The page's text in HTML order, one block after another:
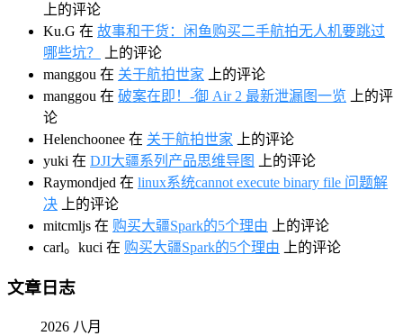
上的评论
Ku.G 在 故事和干货：闲鱼购买二手航拍无人机要跳过
哪些坑？
上的评论
manggou 在 关于航拍世家 上的评论
manggou 在 破案在即！-御 Air 2 最新泄漏图一览 上的评
论
Helenchoonee 在 关于航拍世家 上的评论
yuki 在 DJI大疆系列产品思维导图
上的评论
Raymondjed 在 linux系统cannot execute binary file 问题解
决 上的评论
mitcmljs 在 购买大疆Spark的5个理由 上的评论
carl。kuci 在 购买大疆Spark的5个理由 上的评论
文章日志
2026 八月